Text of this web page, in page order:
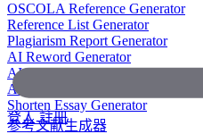
OSCOLA Reference Generator
Reference List Generator
Plagiarism Report Generator
AI Reword Generator
AI Bullet Point Generator
AI Legal Writing Generator
Shorten Essay Generator
参考文献生成器
登入註冊